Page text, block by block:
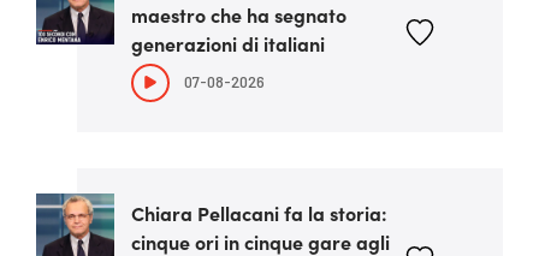
maestro che ha segnato
generazioni di italiani
07-08-2026
Chiara Pellacani fa la storia:
cinque ori in cinque gare agli